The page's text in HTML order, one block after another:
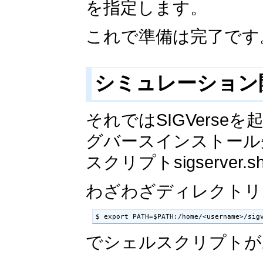
を指定します。
これで準備は完了です
シミュレーショ
それではSIGVerseを
グバースインストー
スクリプト
わざわざディレクト
$ export PATH=$PATH:/home/<username>/
でシェルスクリプト